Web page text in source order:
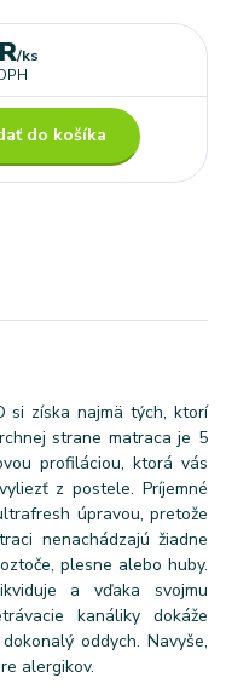
/ks
do košíka
si získa najmä tých, ktorí
strane matraca je 5
profiláciou, ktorá vás
z postele. Príjemné
úpravou, pretože
nenachádzajú žiadne
plesne alebo huby.
a vďaka svojmu
kanáliky dokáže
oddych. Navyše,
alergikov.